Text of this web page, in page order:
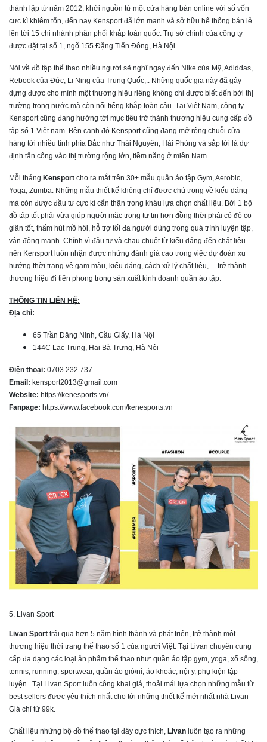
thành lập từ năm 2012, khởi nguồn từ một cửa hàng bán online với số vốn
cực kì khiêm tốn, đến nay Kensport đã lớn mạnh và sở hữu hệ thống bán lẻ
lên tới 15 chi nhánh phân phối khắp toàn quốc. Trụ sở chính của công ty
được đặt tại số 1, ngõ 155 Đặng Tiến Đông, Hà Nội.
Nói về đồ tập thể thao nhiều người sẽ nghĩ ngay đến Nike của Mỹ, Adiddas,
Rebook của Đức, Li Ning của Trung Quốc,.. Những quốc gia này đã gây
dựng được cho mình một thương hiệu riêng không chỉ được biết đến bởi thị
trường trong nước mà còn nổi tiếng khắp toàn cầu. Tại Việt Nam, công ty
Kensport cũng đang hướng tới mục tiêu trở thành thương hiệu cung cấp đồ
tập số 1 Việt nam. Bên cạnh đó Kensport cũng đang mở rộng chuỗi cửa
hàng tới nhiều tỉnh phía Bắc như Thái Nguyên, Hải Phòng và sắp tới là dự
định tấn công vào thị trường rộng lớn, tiềm năng ở miền Nam.
Mỗi tháng Kensport cho ra mắt trên 30+ mẫu quần áo tập Gym, Aerobic,
Yoga, Zumba. Những mẫu thiết kế không chỉ được chú trọng về kiểu dáng
mà còn được đầu tư cực kì cẩn thận trong khâu lựa chọn chất liệu. Bởi 1 bộ
đồ tập tốt phải vừa giúp người mặc trong tự tin hơn đồng thời phải có độ co
giãn tốt, thấm hút mồ hôi, hỗ trợ tối đa người dùng trong quá trình luyện tập,
vận động mạnh. Chính vì đầu tư và chau chuốt từ kiểu dáng đến chất liệu
nên Kensport luôn nhận được những đánh giá cao trong việc dự đoán xu
hướng thời trang về gam màu, kiểu dáng, cách xử lý chất liệu,… trở thành
thương hiệu đi tiên phong trong sản xuất kinh doanh quần áo tập.
THÔNG TIN LIÊN HỆ:
Địa chỉ:
65 Trần Đăng Ninh, Cầu Giấy, Hà Nội
144C Lạc Trung, Hai Bà Trưng, Hà Nội
Điện thoại: 0703 232 737
Email: kensport2013@gmail.com
Website: https://kenesports.vn/
Fanpage: https://www.facebook.com/kenesports.vn
5. Livan Sport
Livan Sport trải qua hơn 5 năm hình thành và phát triển, trở thành một
thương hiệu thời trang thể thao số 1 của người Việt. Tại Livan chuyên cung
cấp đa dạng các loại ản phẩm thể thao như: quần áo tập gym, yoga, xổ sống,
tennis, running, sportwear, quần áo gió/nỉ, áo khoác, nội y, phụ kiện tập
luyện...Tại Livan Sport luôn công khai giá, thoải mái lựa chọn những mẫu từ
best sellers được yêu thích nhất cho tới những thiết kế mới nhất nhà Livan -
Giá chỉ từ 99k.
Chất liệu những bộ đồ thể thao tại đây cực thích, Livan luôn tạo ra những